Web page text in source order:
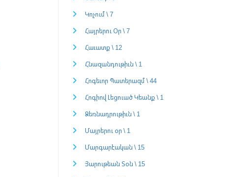
Կոչում \ 7
Հայրերու Օր \ 7
Հաւատք \ 12
Հնազանդութիւն \ 1
Հոգեւոր Պատերազմ \ 44
Հոգիով Լեցուած Կեանք \ 1
Ձեռնադրութիւն \ 1
Մայրերու օր \ 1
Մարգարէական \ 15
Յարութեան Տօն \ 15